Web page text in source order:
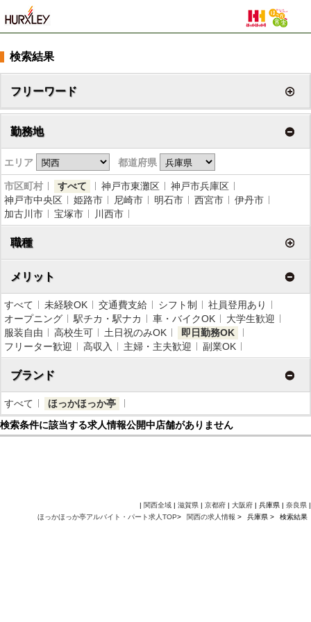
検索結果
フリーワード
勤務地
エリア 都道府県
市区町村 すべて 神戸市東灘区
神戸市兵庫区
神戸市中央区
姫路市 尼崎市 明石市 西宮市
伊丹市
加古川市
宝塚市 川西市
職種
メリット
すべて 未経験OK 交通費支給 シフト制
社員登用あり
オープニング
駅チカ・駅ナカ 車・バイクOK
大学生歓迎
服装自由
高校生可 土日祝のみOK
即日勤務OK
フリーター歓迎
高収入 主婦・主夫歓迎 副業OK
ブランド
すべて
ほっかほっか亭
検索条件に該当する求人情報公開中店舗がありません
| 関西全域 | 滋賀県 | 京都府 | 大阪府 | 兵庫県 | 奈良県 |
ほっかほっか亭アルバイト・パート求人TOP> 関西の求人情報 > 兵庫県 > 検索結果